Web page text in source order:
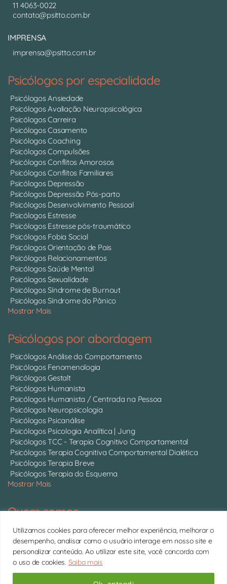
Utilizamos cookies para oferecer melhor experiência, melhorar o
desempenho, analisar como o usuário interage em nosso site e
personalizar conteúdo. Ao utilizar este site, você concorda com
o uso de cookies. Saiba mais
11 4063-0022
contato@psitto.com.br
IMPRENSA
imprensa@psitto.com.br
Psicólogos por especialidade
Psicólogos Ansiedade
Psicólogos Avaliação Neuropsicológica
Psicólogos Carreira
Psicólogos Casamento
Psicólogos Coaching
Psicólogos Compulsões
Psicólogos Conflitos Amorosos
Psicólogos Conflitos Familiares
Psicólogos Depressão
Psicólogos Depressão Pós-parto
Psicólogos Desenvolvimento Pessoal
Psicólogos Estresse
Psicólogos Estresse pós-traumático
Psicólogos Fobia Social
Psicólogos Orientação de Pais
Psicólogos Relacionamentos
Psicólogos Saúde Mental
Psicólogos Sexualidade
Psicólogos Síndrome de Burnout
Psicólogos Síndrome do Pânico
Mostrar Mais
Psicólogos por abordagem
Psicólogos Análise do Comportamento
Psicólogos Fenomenologia
Psicólogos Gestalt
Psicólogos Humanista
Psicólogos Humanista / Centrada na Pessoa
Psicólogos Neuropsicologia
Psicólogos Psicanálise
Psicólogos Psicologia Analítica | Jung
Psicólogos TCC - Terapia Cognitivo Comportamental
Psicólogos Terapia Cognitiva Comportamental Dialética
Psicólogos Terapia Breve
Psicólogos Terapia do Esquema
Mostrar Mais
Quem somos
Somos 750 psicólogos com CRP ativo, atendendo online em
todo o Brasil.Conheça cada um deles
11 4063-0022 | contato@psitto.com.br |
Copyright © 2026 Psitto